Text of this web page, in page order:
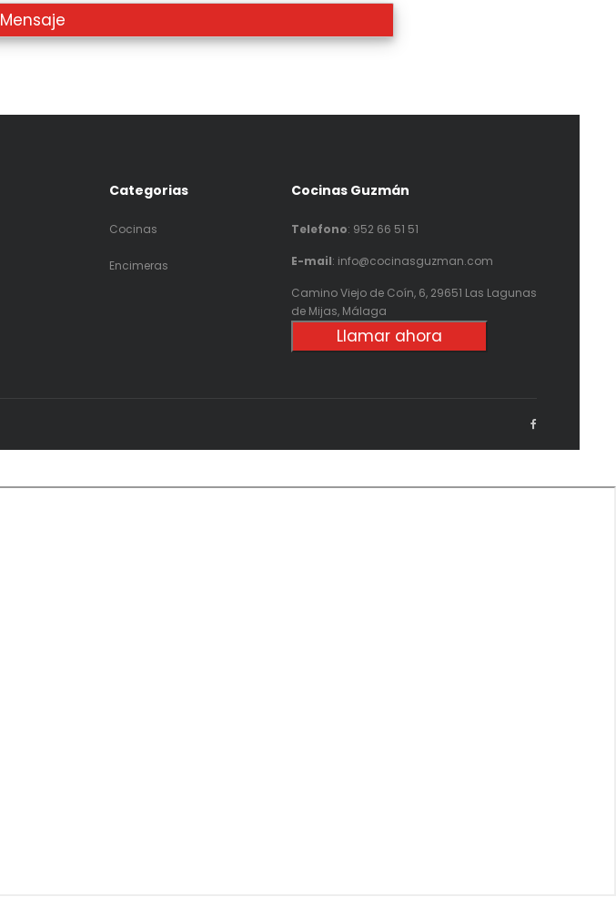
Categorias
Cocinas
Encimeras
Cocinas Guzmán
Telefono: 952 66 51 51
E-mail: info@cocinasguzman.com
Camino Viejo de Coín, 6, 29651 Las Lagunas
de Mijas, Málaga
Llamar ahora